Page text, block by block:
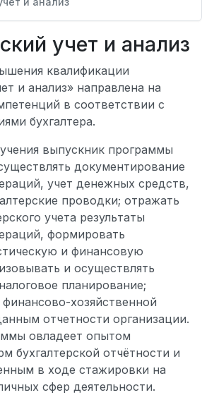
учет и анализ
квалификации
и анализ» направлена на
в соответствии с
бухгалтера.
выпускник программы
документирование
учет денежных средств,
проводки; отражать
учета результаты
формировать
и финансовую
и осуществлять
планирование;
хозяйственной
отчетности организации.
овладеет опытом
бухгалтерской отчётности и
в ходе стажировки на
сфер деятельности.